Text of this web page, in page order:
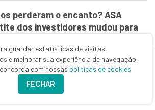
perderam o encanto? ASA
dos investidores mudou para
guardar estatísticas de visitas,
e melhorar sua experiência de navegação.
com nossas políticas de cookies
FECHAR